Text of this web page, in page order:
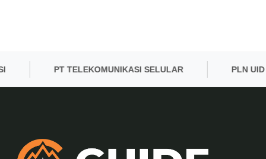
PT TELEKOMUNIKASI SELULAR PLN UID